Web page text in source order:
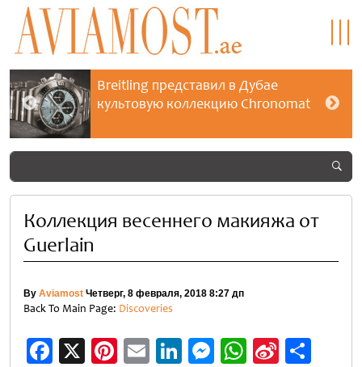
Breitling представил в Дубае
культовую коллекцию Chronomat
Коллекция весеннего макияжа от
Guerlain
By Aviamost Четверг, 8 февраля, 2018 8:27 дп
Back To Main Page: Discoveries
Facebook
X Pinterest
EmailLinkedIn
Messenger
WhatsApp
Sina